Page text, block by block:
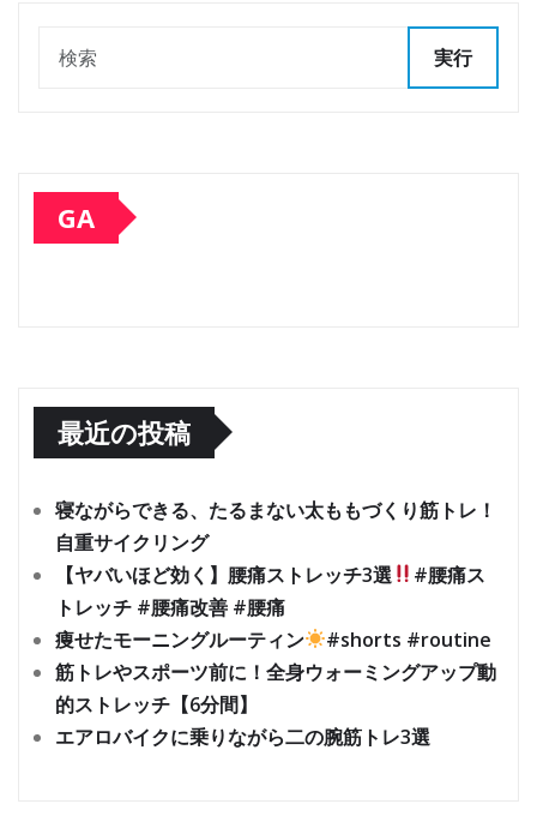
実行
GA
最近の投稿
寝ながらできる、たるまない太ももづくり筋トレ！
自重サイクリング
【ヤバいほど効く】腰痛ストレッチ3選
#腰痛ス
トレッチ #腰痛改善 #腰痛
痩せたモーニングルーティン
#shorts #routine
筋トレやスポーツ前に！全身ウォーミングアップ動
的ストレッチ【6分間】
エアロバイクに乗りながら二の腕筋トレ3選